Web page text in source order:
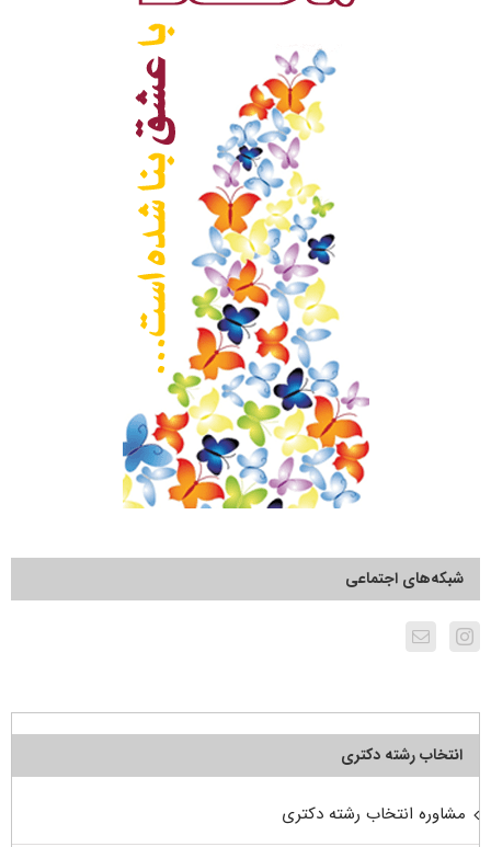
شبکه‌های اجتماعی
انتخاب رشته دکتری
مشاوره انتخاب رشته دکتری